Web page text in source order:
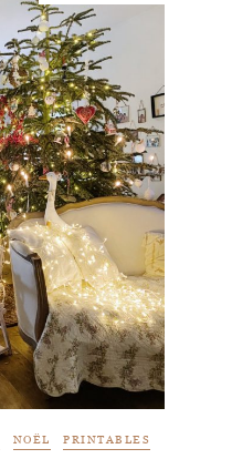
NOËL PRINTABLES